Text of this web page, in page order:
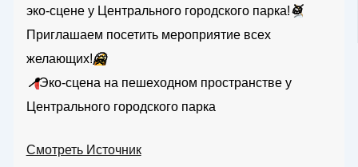
эко-сцене у Центрального городского парка!🥁
Приглашаем посетить мероприятие всех
желающих!🤗
📍Эко-сцена на пешеходном пространстве у
Центрального городского парка
Смотреть Источник